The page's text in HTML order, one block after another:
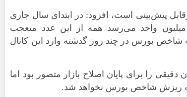
چهار محال و بختیاری
خراسان جنوبی
خراسان رضوی
خوزستان
پیش‌بینی است، افزود: در ابتدای سال جاری
واحد می‌رسد همه از این عدد متعجب
شاخص بورس در چند روز گذشته وارد این کانال
را برای پایان اصلاح بازار متصور بود اما
به ریزش شاخص بورس نخواهد شد.